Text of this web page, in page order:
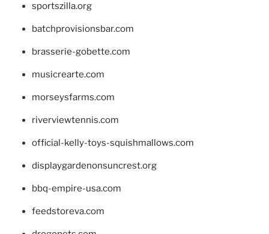
sportszilla.org
batchprovisionsbar.com
brasserie-gobette.com
musicrearte.com
morseysfarms.com
riverviewtennis.com
official-kelly-toys-squishmallows.com
displaygardenonsuncrest.org
bbq-empire-usa.com
feedstoreva.com